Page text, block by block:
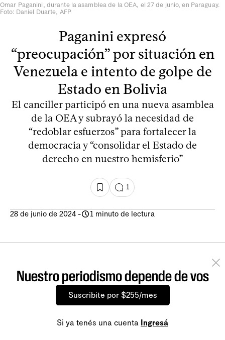
Omar Paganini, durante la asamblea de la OEA, el 27 de junio, en Paraguay.
Foto: Daniel Duarte, AFP
Paganini expresó
“preocupación” por situación en
Venezuela e intento de golpe de
Estado en Bolivia
El canciller participó en una nueva asamblea
de la OEA y subrayó la necesidad de
“redoblar esfuerzos” para fortalecer la
democracia y “consolidar el Estado de
derecho en nuestro hemisferio”
1
28 de junio de 2024 - 1 minuto de lectura
Nuestro periodismo depende de vos
Suscribite por $255/mes
Si ya tenés una cuenta Ingresá